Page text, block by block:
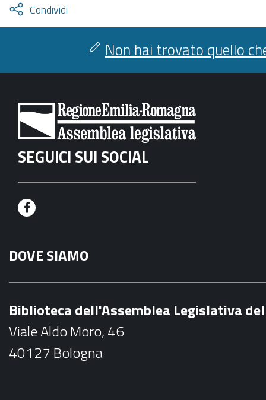
Condividi
facebook
twitter
Attiva
condividi
Non hai trovato quello
SEGUICI SUI SOCIAL
F
c
e
k
DOVE SIAMO
Biblioteca dell'Assemblea Legislativa
Viale Aldo Moro, 46
40127 Bologna